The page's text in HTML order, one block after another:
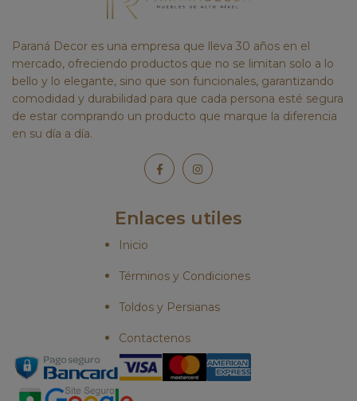
Paraná Decor es una empresa que lleva 30 años en el
mercado, ofreciendo productos que no se limitan solo a lo
bello y lo elegante, sino que son funcionales, garantizando
comodidad y durabilidad para que cada persona esté segura
de estar comprando un producto que marque la diferencia
en su día a día.
Enlaces utiles
Inicio
Términos y Condiciones
Toldos y Persianas
Contactenos